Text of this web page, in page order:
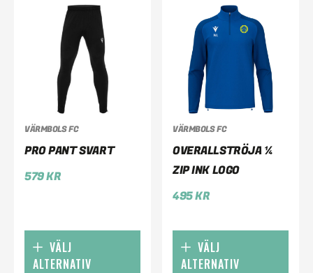
VÄRMBOLS FC
PRO PANT SVART
579KR
VÄLJ
ALTERNATIV
VÄRMBOLS FC
OVERALLSTRÖJA ¼
ZIP INK LOGO
495KR
VÄLJ
ALTERNATIV